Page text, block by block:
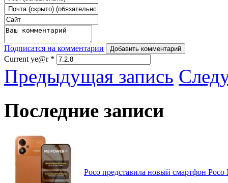
Подписатся на комментарии Добавить комментарий
Current ye@r *
Предыдущая запись
Последние записи
Poco представила новый смартфон